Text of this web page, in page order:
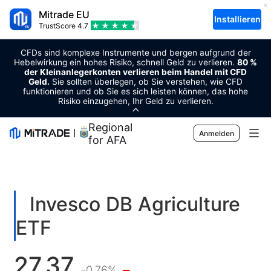
Mitrade EU
TrustScore 4.7
Installieren
CFDs sind komplexe Instrumente und bergen aufgrund der
Hebelwirkung ein hohes Risiko, schnell Geld zu verlieren. 80 %
der Kleinanlegerkonten verlieren beim Handel mit CFD
Geld. Sie sollten überlegen, ob Sie verstehen, wie CFD
funktionieren und ob Sie es sich leisten können, das hohe
Risiko einzugehen, Ihr Geld zu verlieren.
Regional Sponsor
for AFA
Anmelden
Forex
Rohstoffe
Kryptowährungen
Aktien
Trading
Risikomanagement
Kosten und Gebühren
Markt-Tools
Wirtschaftskalender
Invesco DB Agriculture
ETF
27.37